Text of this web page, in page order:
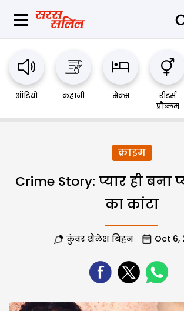
ऑडियो कहानी सेक्स
रीडर्स
प्रौब्लम
क्राइम
Crime Story: प्यार ही बना
का कांटा
कुंवर शैलेश बिट्टन Oct 6,